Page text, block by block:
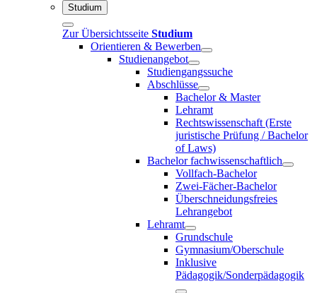
Studium
Zur Übersichtsseite Studium
Orientieren & Bewerben
Studienangebot
Studiengangssuche
Abschlüsse
Bachelor & Master
Lehramt
Rechtswissenschaft (Erste
juristische Prüfung / Bachelor
of Laws)
Bachelor fachwissenschaftlich
Vollfach-Bachelor
Zwei-Fächer-Bachelor
Überschneidungsfreies
Lehrangebot
Lehramt
Grundschule
Gymnasium/Oberschule
Inklusive
Pädagogik/Sonderpädagogik